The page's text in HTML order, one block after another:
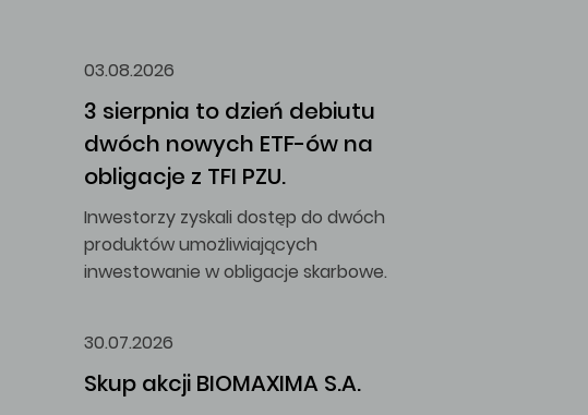
03.08.2026
3 sierpnia to dzień debiutu
dwóch nowych ETF-ów na
obligacje z TFI PZU.
Inwestorzy zyskali dostęp do dwóch
produktów umożliwiających
inwestowanie w obligacje skarbowe.
30.07.2026
Skup akcji BIOMAXIMA S.A.